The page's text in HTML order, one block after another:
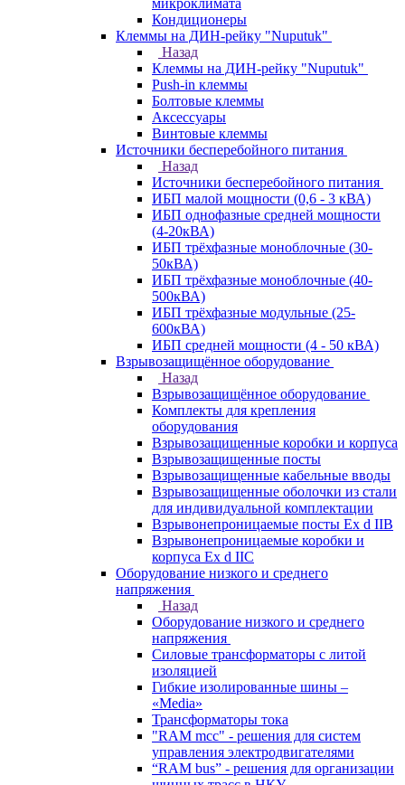
микроклимата
Кондиционеры
Клеммы на ДИН-рейку "Nuputuk"
Назад
Клеммы на ДИН-рейку "Nuputuk"
Push-in клеммы
Болтовые клеммы
Аксессуары
Винтовые клеммы
Источники бесперебойного питания
Назад
Источники бесперебойного питания
ИБП малой мощности (0,6 - 3 кВА)
ИБП однофазные средней мощности
(4-20кВА)
ИБП трёхфазные моноблочные (30-
50кВА)
ИБП трёхфазные моноблочные (40-
500кВА)
ИБП трёхфазные модульные (25-
600кВА)
ИБП средней мощности (4 - 50 кВА)
Взрывозащищённое оборудование
Назад
Взрывозащищённое оборудование
Комплекты для крепления
оборудования
Взрывозащищенные коробки и корпуса
Взрывозащищенные посты
Взрывозащищенные кабельные вводы
Взрывозащищенные оболочки из стали
для индивидуальной комплектации
Взрывонепроницаемые посты Ex d IIB
Взрывонепроницаемые коробки и
корпуса Ex d IIС
Оборудование низкого и среднего
напряжения
Назад
Оборудование низкого и среднего
напряжения
Силовые трансформаторы с литой
изоляцией
Гибкие изолированные шины –
«Media»
Трансформаторы тока
"RAM mcc" - решения для систем
управления электродвигателями
“RAM bus” - решения для организации